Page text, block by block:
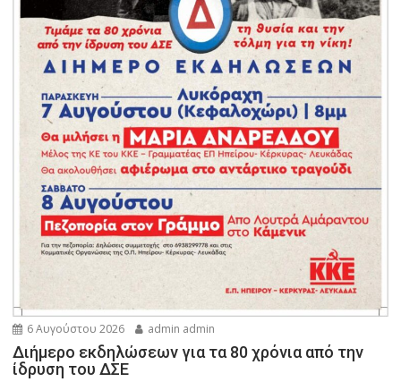
6 Αυγούστου 2026 admin admin
Διήμερο εκδηλώσεων για τα 80 χρόνια από την
ίδρυση του ΔΣΕ